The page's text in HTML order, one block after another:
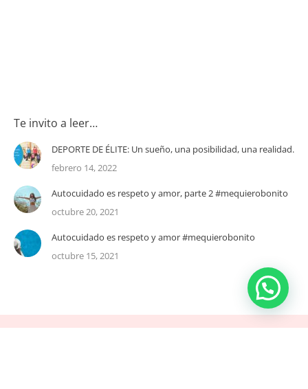
Te invito a leer…
DEPORTE DE ÉLITE: Un sueño, una posibilidad, una realidad.
febrero 14, 2022
Autocuidado es respeto y amor, parte 2 #mequierobonito
octubre 20, 2021
Autocuidado es respeto y amor #mequierobonito
octubre 15, 2021